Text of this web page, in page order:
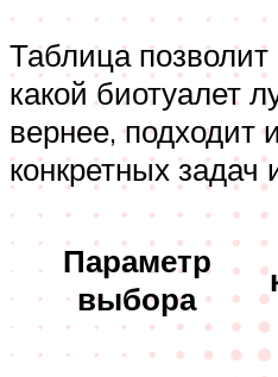
Таблица позволит
какой биотуалет
вернее, подходит
конкретных задач
Параметр
выбора